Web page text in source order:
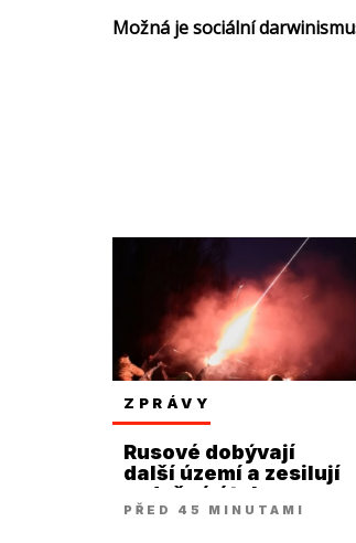
Možná je sociální
ZPRÁVY
Rusové dobývají
další území a zesilují
vzdušné útoky
PŘED 45 MINUTAMI